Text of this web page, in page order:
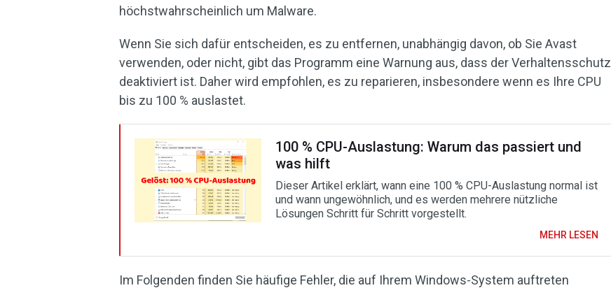
höchstwahrscheinlich um Malware.
Wenn Sie sich dafür entscheiden, es zu entfernen, unabhängig davon, ob Sie Avast
verwenden, oder nicht, gibt das Programm eine Warnung aus, dass der Verhaltensschutz
deaktiviert ist. Daher wird empfohlen, es zu reparieren, insbesondere wenn es Ihre CPU
bis zu 100 % auslastet.
100 % CPU-Auslastung: Warum das passiert und
was hilft
Dieser Artikel erklärt, wann eine 100 % CPU-Auslastung normal ist
und wann ungewöhnlich, und es werden mehrere nützliche
Lösungen Schritt für Schritt vorgestellt.
MEHR LESEN
Im Folgenden finden Sie häufige Fehler, die auf Ihrem Windows-System auftreten